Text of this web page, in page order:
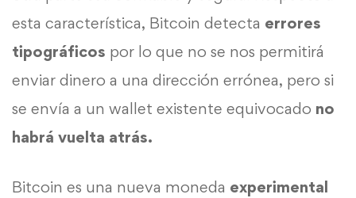
esta característica, Bitcoin detecta errores
tipográficos por lo que no se nos permitirá
enviar dinero a una dirección errónea, pero si
se envía a un wallet existente equivocado no
habrá vuelta atrás.
Bitcoin es una nueva moneda experimental